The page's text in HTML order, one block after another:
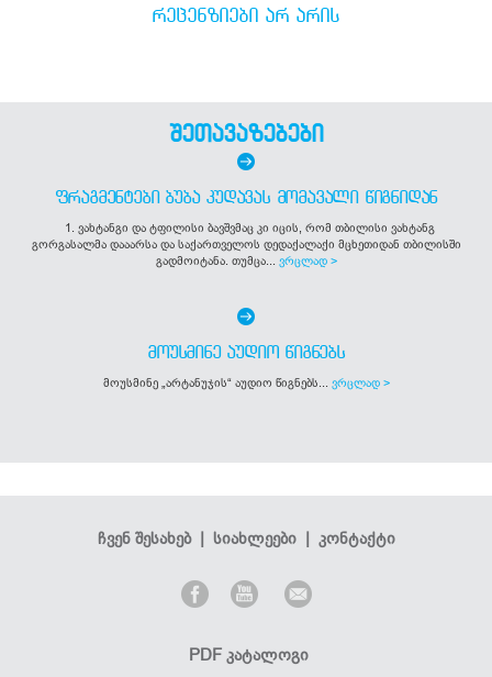
ᲠᲔᲪᲔᲜᲖᲘᲔᲑᲘ ᲐᲠ ᲐᲠᲘᲡ
შეთავაზებები
ᲤᲠᲐᲒᲛᲔᲜᲢᲔᲑᲘ ᲑᲣᲑᲐ ᲙᲣᲓᲐᲕᲐᲡ ᲛᲝᲛᲐᲕᲐᲚᲘ ᲬᲘᲒᲜᲘᲓᲐᲜ
1. ვახტანგი და ტფილისი ბავშვმაც კი იცის, რომ თბილისი ვახტანგ
გორგასალმა დააარსა და საქართველოს დედაქალაქი მცხეთიდან თბილისში
გადმოიტანა. თუმცა... ვრცლად >
ᲛᲝᲣᲡᲛᲘᲜᲔ ᲐᲣᲓᲘᲝ ᲬᲘᲒᲜᲔᲑᲡ
მოუსმინე „არტანუჯის“ აუდიო წიგნებს... ვრცლად >
ჩვენ შესახებ| სიახლეები| კონტაქტი
PDF კატალოგი